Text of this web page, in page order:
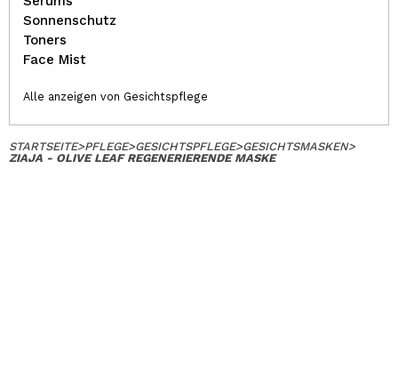
Sonnenschutz
Toners
Face Mist
Alle anzeigen von Gesichtspflege
STARTSEITE>PFLEGE>GESICHTSPFLEGE>GESICHTSMASKEN>
ZIAJA - OLIVE LEAF REGENERIERENDE MASKE